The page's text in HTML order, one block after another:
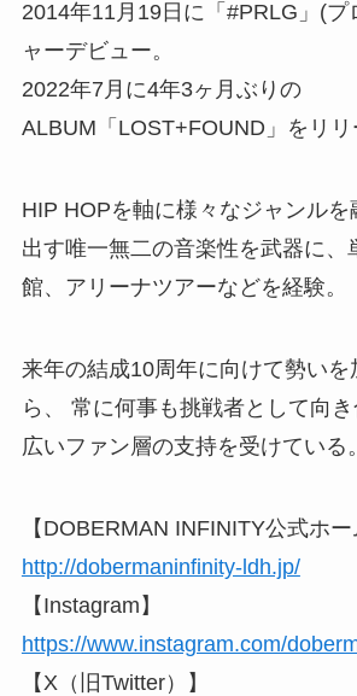
2014年11月19日に「#PRLG」(プ
ャーデビュー。
2022年7月に4年3ヶ月ぶりの
ALBUM「LOST+FOUND」をリリ
HIP HOPを軸に様々なジャンルを
出す唯一無二の音楽性を武器に、
館、アリーナツアーなどを経験。
来年の結成10周年に向けて勢いを
ら、 常に何事も挑戦者として向
広いファン層の支持を受けている。
【DOBERMAN INFINITY公式ホー
http://dobermaninfinity-ldh.jp/
【Instagram】
https://www.instagram.com/
【X（旧Twitter）】